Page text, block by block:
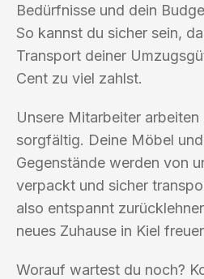
Bedürfnisse und dein
So kannst du sicher sein,
Transport deiner
Cent zu viel zahlst.
Unsere Mitarbeiter
sorgfältig. Deine Möbel
Gegenstände werden von
verpackt und sicher
also entspannt
neues Zuhause in Kiel
Worauf wartest du noch?